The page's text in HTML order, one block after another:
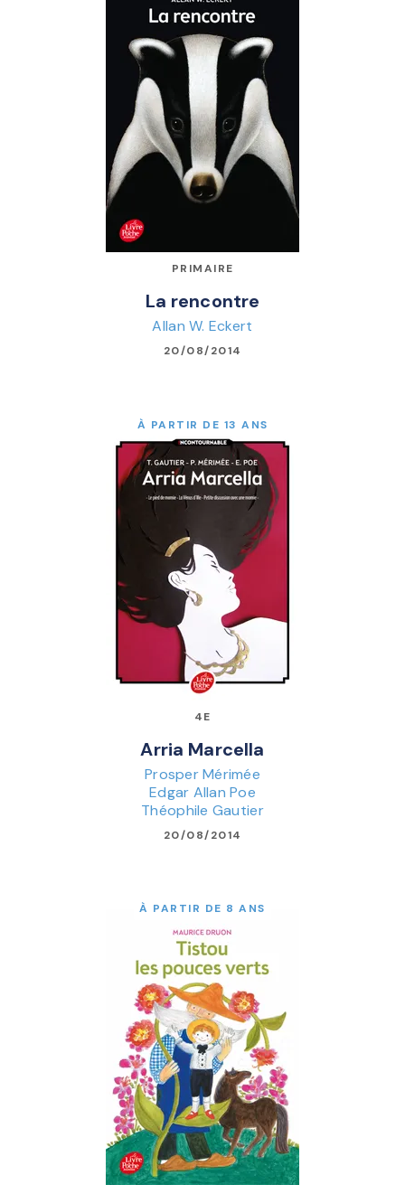
PRIMAIRE
La rencontre
Allan W. Eckert
20/08/2014
À PARTIR DE 13 ANS
4E
Arria Marcella
Prosper Mérimée
Edgar Allan Poe
Théophile Gautier
20/08/2014
À PARTIR DE 8 ANS